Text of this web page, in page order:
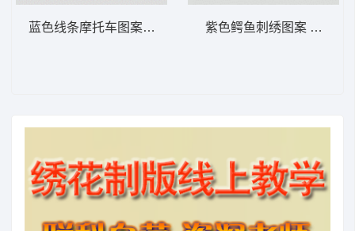
蓝色线条摩托车图案 卡通童装章标贴布 紫色鳄鱼刺绣